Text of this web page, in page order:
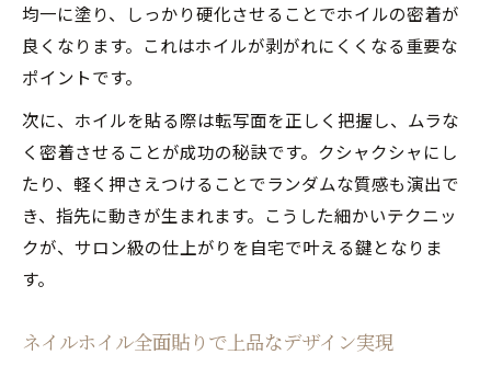
均一に塗り、しっかり硬化させることでホイルの密着が
良くなります。これはホイルが剥がれにくくなる重要な
ポイントです。
次に、ホイルを貼る際は転写面を正しく把握し、ムラな
く密着させることが成功の秘訣です。クシャクシャにし
たり、軽く押さえつけることでランダムな質感も演出で
き、指先に動きが生まれます。こうした細かいテクニッ
クが、サロン級の仕上がりを自宅で叶える鍵となりま
す。
ネイルホイル全面貼りで上品なデザイン実現